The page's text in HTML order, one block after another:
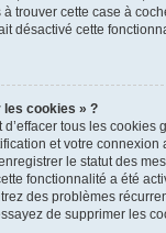
trouver cette case à
désactivé cette
les cookies » ?
tous les cookies
et votre connexion
le statut des
fonctionnalité a été
des problèmes
de supprimer les